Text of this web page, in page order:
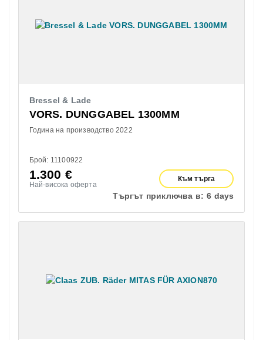
Bressel & Lade
VORS. DUNGGABEL 1300MM
Година на производство 2022
Брой: 11100922
1.300 €
Най-висока оферта
Към търга
Търгът приключва в: 6 days